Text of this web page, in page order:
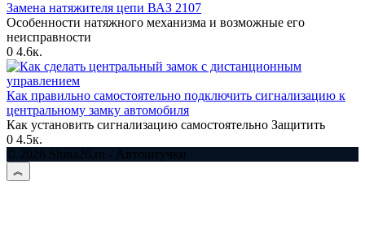
Замена натяжителя цепи ВАЗ 2107
Особенности натяжного механизма и возможные его
неисправности
0 4.6к.
Как правильно самостоятельно подключить сигнализацию к
центральному замку автомобиля
Как установить сигнализацию самостоятельно Защитить
0 4.5к.
© 2026 Shina26.ru - Автоштучки